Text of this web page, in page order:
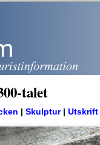
talet
Skulptur| Utskrift